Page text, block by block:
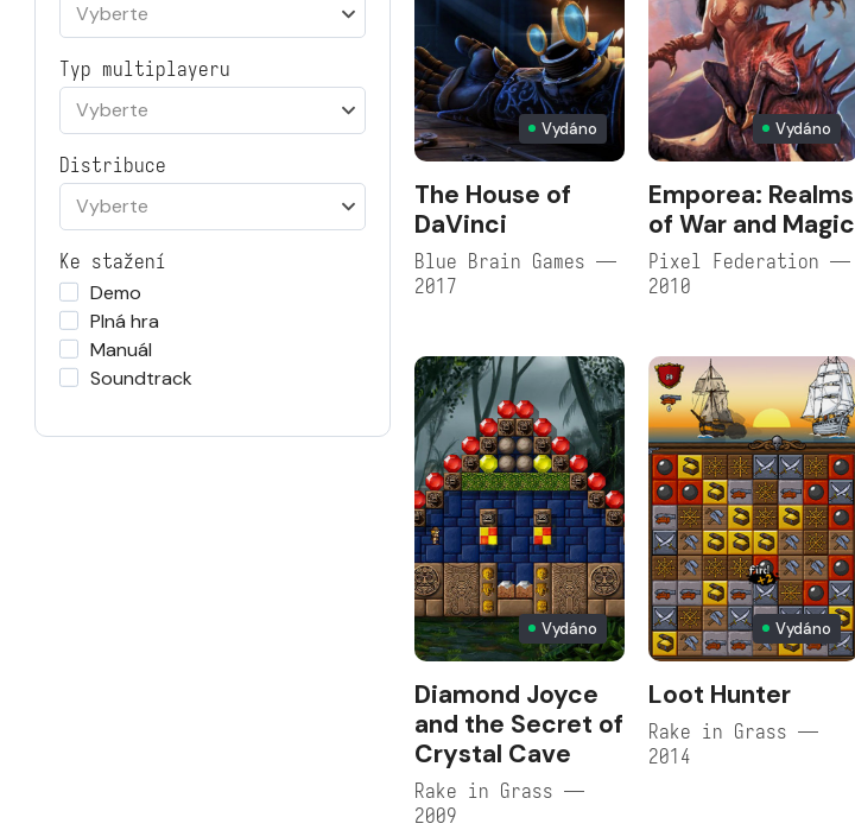
Vyberte
Typ multiplayeru
Vyberte
Distribuce
Vyberte
Ke stažení
Demo
Plná hra
Manuál
Soundtrack
Vydáno
The House of
DaVinci
Blue Brain Games —
2017
Vydáno
Emporea: Realms
of War and Magic
Pixel Federation —
2010
Vydáno
Diamond Joyce
and the Secret of
Crystal Cave
Rake in Grass —
2009
Vydáno
Loot Hunter
Rake in Grass —
2014